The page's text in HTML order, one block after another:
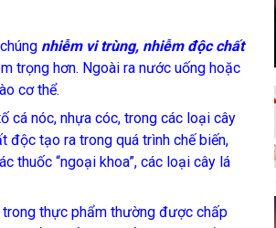
nhiễm vi trùng, nhiễm độc chất
trọng hơn. Ngoài ra nước uống hoặc
cơ thể.
cá nóc, nhựa cóc, trong các loại cây
độc tạo ra trong quá trình chế biến,
thuốc “ngoại khoa”, các loại cây lá
thực phẩm thường được chấp